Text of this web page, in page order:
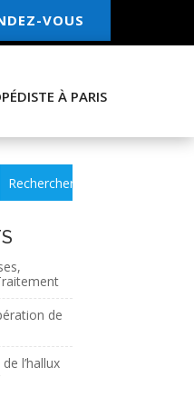
VOUS
À PARIS
de
l’hallux